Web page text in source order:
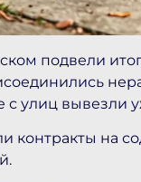
подвели
улиц вывезли
контракты на